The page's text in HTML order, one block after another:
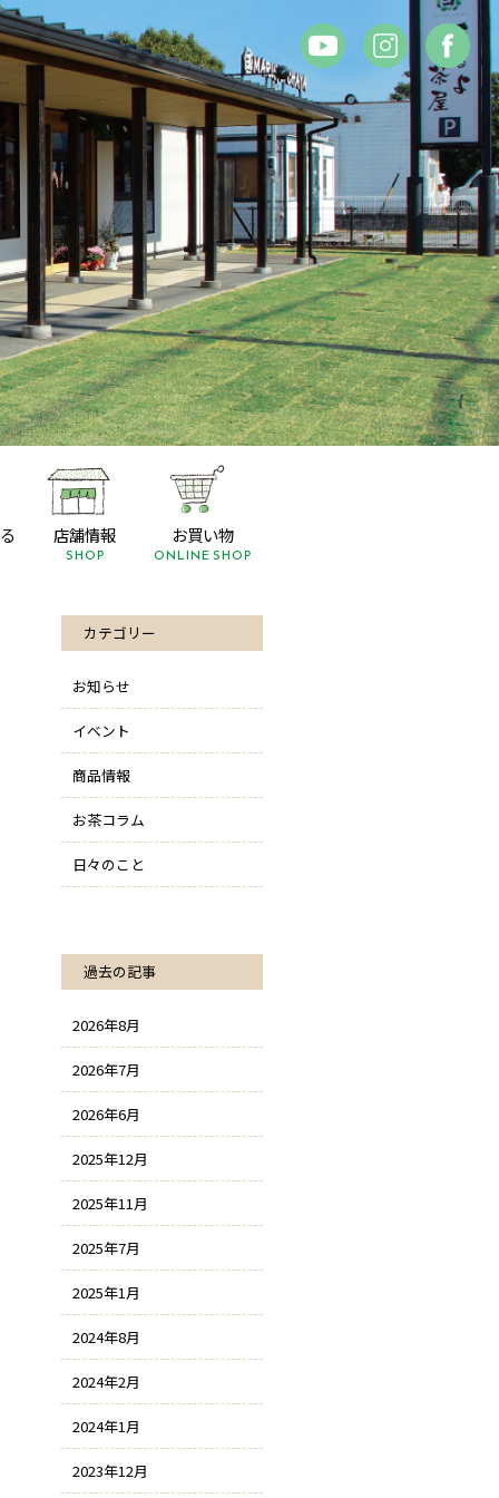
店舗情報
SHOP
お買い物
ONLINE SHOP
カテゴリー
お知らせ
イベント
商品情報
お茶コラム
日々のこと
過去の記事
2026年8月
2026年7月
2026年6月
2025年12月
2025年11月
2025年7月
2025年1月
2024年8月
2024年2月
2024年1月
2023年12月